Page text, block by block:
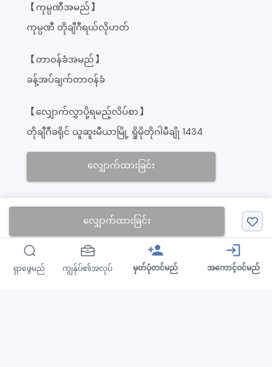
လျှောက်ထားခြင်း
【ကုမ္ပဏီအမည်】
ကုမ္ပဏီ တိုချီဂီရယ်လိုဟတ်
【တာဝန်ခံအမည်】
ခန့်အပ်ချက်တာဝန်ခံ
【လျှောက်လွှာပို့ရမည့်လိပ်စာ】
တိုချီဂီခရိုင် ယူဆူးမီယာမြို့ ရှိုမိုတိုဂါမီချို 1434
လျှောက်ထားခြင်း
ကုမ္ပဏီအကြောင်းအရာ
Tochigi Yellow Hat Co.
Websiteopen_in_new
ရှာဖွေမည် ကျွန်ုပ်၏အလုပ်
person_add
မှတ်ပုံတင်မည်
login
အကောင့်ဝင်မည်